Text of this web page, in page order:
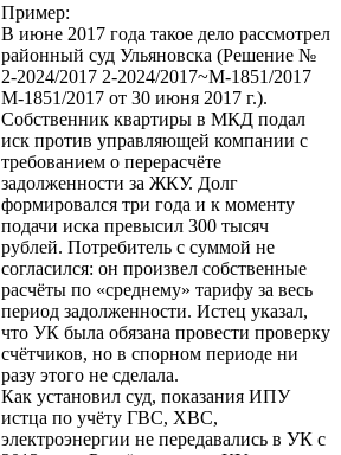
Пример:
В июне 2017 года такое дело рассмотрел
районный суд Ульяновска (Решение №
2-2024/2017 2-2024/2017~М-1851/2017
М-1851/2017 от 30 июня 2017 г.).
Собственник квартиры в МКД подал
иск против управляющей компании с
требованием о перерасчёте
задолженности за ЖКУ. Долг
формировался три года и к моменту
подачи иска превысил 300 тысяч
рублей. Потребитель с суммой не
согласился: он произвел собственные
расчёты по «среднему» тарифу за весь
период задолженности. Истец указал,
что УК была обязана провести проверку
счётчиков, но в спорном периоде ни
разу этого не сделала.
Как установил суд, показания ИПУ
истца по учёту ГВС, ХВС,
электроэнергии не передавались в УК с